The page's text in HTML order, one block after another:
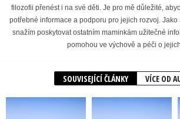
filozofii přenést i na své děti. Je pro mě důležité,
potřebné informace a podporu pro jejich rozvoj. Jako
snažím poskytovat ostatním maminkám užitečné
pomohou ve výchově a péči o
SOUVISEJÍCÍ ČLÁNKY VÍCE OD